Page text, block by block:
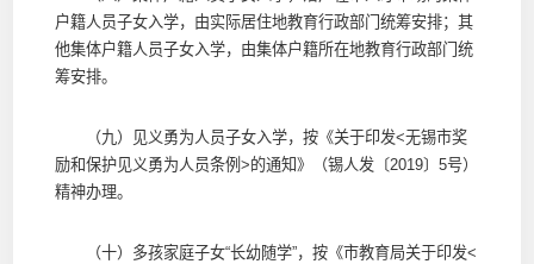
户籍人员子女入学，由实际居住地教育行政部门统筹安排；其
他集体户籍人员子女入学，由集体户籍所在地教育行政部门统
筹安排。
（九）见义勇为人员子女入学，按《关于印发<无锡市奖
励和保护见义勇为人员条例>的通知》（锡人发〔2019〕5号）
精神办理。
（十）多孩家庭子女“长幼随学”，按《市教育局关于印发<